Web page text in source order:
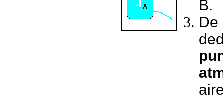
B.
De